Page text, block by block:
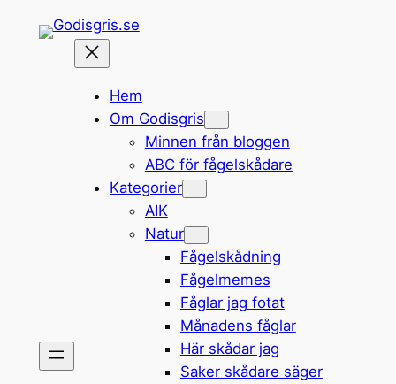
Hem
Om Godisgris
Minnen från bloggen
ABC för fågelskådare
Kategorier
AIK
Natur
Fågelskådning
Fågelmemes
Fåglar jag fotat
Månadens fåglar
Här skådar jag
Saker skådare säger